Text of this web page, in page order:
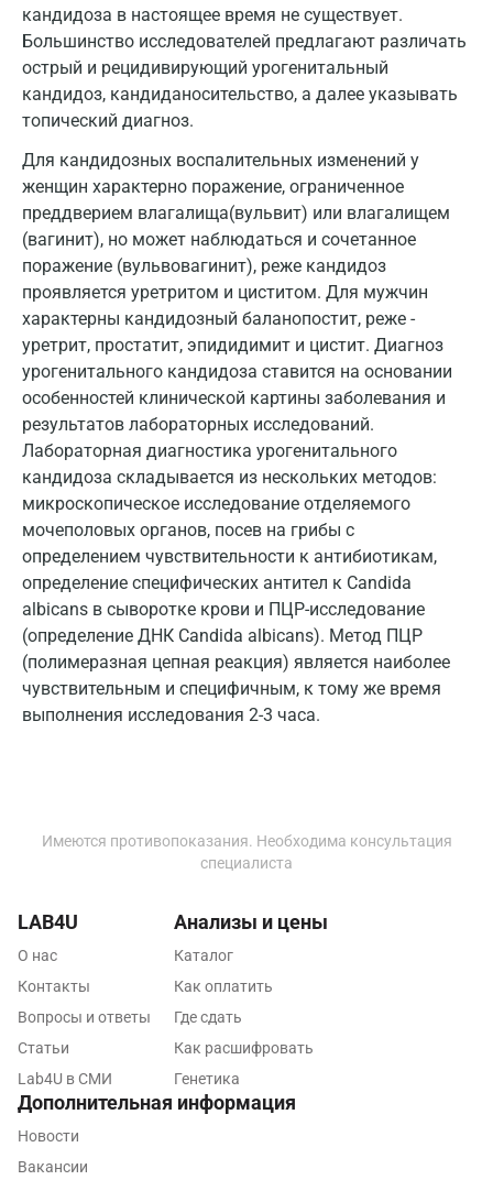
кандидоза в настоящее время не существует.
Большинство исследователей предлагают различать
острый и рецидивирующий урогенитальный
кандидоз, кандиданосительство, а далее указывать
топический диагноз.
Для кандидозных воспалительных изменений у
женщин характерно поражение, ограниченное
преддверием влагалища(вульвит) или влагалищем
(вагинит), но может наблюдаться и сочетанное
поражение (вульвовагинит), реже кандидоз
проявляется уретритом и циститом. Для мужчин
характерны кандидозный баланопостит, реже -
уретрит, простатит, эпидидимит и цистит. Диагноз
урогенитального кандидоза ставится на основании
особенностей клинической картины заболевания и
результатов лабораторных исследований.
Лабораторная диагностика урогенитального
кандидоза складывается из нескольких методов:
микроскопическое исследование отделяемого
мочеполовых органов, посев на грибы с
определением чувствительности к антибиотикам,
определение специфических антител к Candida
albicans в сыворотке крови и ПЦР-исследование
(определение ДНК Candida albicans). Метод ПЦР
(полимеразная цепная реакция) является наиболее
чувствительным и специфичным, к тому же время
выполнения исследования 2-3 часа.
Краснодар
Красноярск
Курск
Лабинск
Липецк
Лобня
Люберцы
Майкоп
Мурино
Мытищи
Набережные Челны
Наро-Фоминск
Нижневартовск
Нижнекамск
Новокузнецк
Новороссийск
Обнинск
Омск
Оренбург
Орехово-Зуево
Павловский посад
Пенза
Имеются противопоказания. Необходима консультация
специалиста
LAB4U
О нас
Контакты
Вопросы и ответы
Статьи
Lab4U в СМИ
Анализы и цены
Каталог
Как оплатить
Где сдать
Как расшифровать
Генетика
Дополнительная информация
Новости
Вакансии